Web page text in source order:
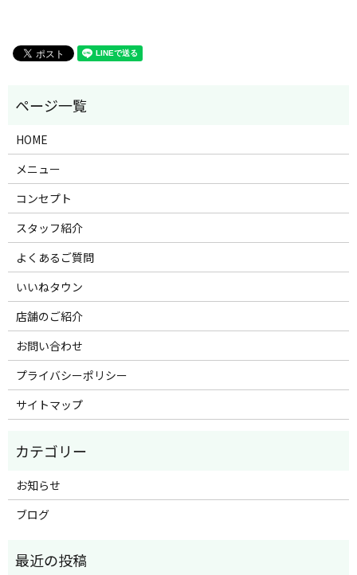
HOME
メニュー
コンセプト
スタッフ紹介
よくあるご質問
いいねタウン
店舗のご紹介
お問い合わせ
プライバシーポリシー
サイトマップ
お知らせ
ブログ